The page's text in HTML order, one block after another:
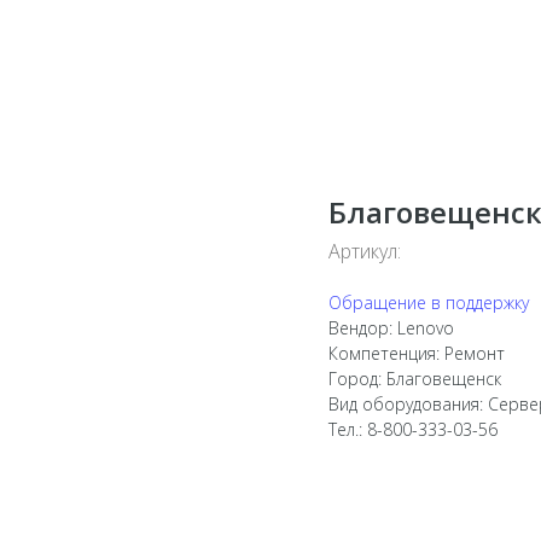
Благовещенск
Артикул:
Обращение в поддержку
Вендор: Lenovo
Компетенция: Ремонт
Город: Благовещенск
Вид оборудования:
Тел.: 8-800-333-03-56